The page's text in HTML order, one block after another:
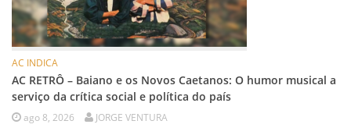
AC INDICA
AC RETRÔ – Baiano e os Novos Caetanos: O humor musical a
serviço da crítica social e política do país
ago 8, 2026 JORGE VENTURA